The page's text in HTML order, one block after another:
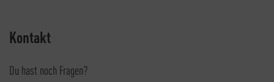
Kontakt
Du hast noch Fragen?